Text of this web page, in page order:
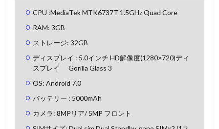
CPU :MediaTek MTK6737T 1.5GHz Quad Core
RAM: 3GB
ストレージ: 32GB
ディスプレイ : 5.0インチ HD解像度(1280×720)ディ
スプレイ Gorilla Glass 3
OS: Android 7.0
バッテリー : 5000mAh
カメラ: 8MPリア/ 5MP フロント